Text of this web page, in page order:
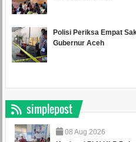
Polisi Periksa Empat
Gubernur Aceh
simplepost
08 Aug 2026